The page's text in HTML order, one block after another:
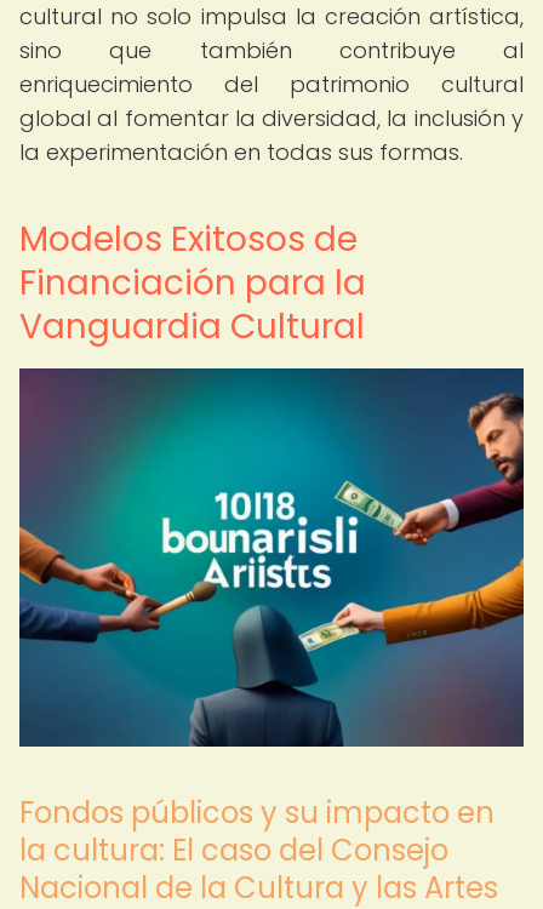
cultural no solo impulsa la creación artística,
sino que también contribuye al
enriquecimiento del patrimonio cultural
global al fomentar la diversidad, la inclusión y
la experimentación en todas sus formas.
Modelos Exitosos de
Financiación para la
Vanguardia Cultural
Fondos públicos y su impacto en
la cultura: El caso del Consejo
Nacional de la Cultura y las Artes